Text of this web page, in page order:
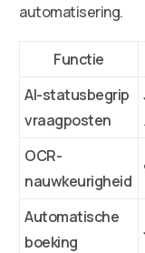
automatisering.
Functie
AI-statusbegrip
vraagposten
OCR-
nauwkeurigheid
Automatische
boeking